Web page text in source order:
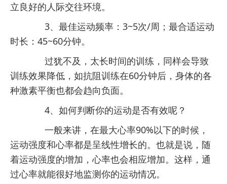
立良好的人际交往环境。
3、最佳运动频率：3~5次/周；最合适运动
时长：45~60分钟。
过犹不及，太长时间的训练，同样会导致
训练效果降低，如抗阻训练在60分钟后，身体的各
种激素平衡也都会趋向负面。
4、如何判断你的运动是否有效呢？
一般来讲，在最大心率90%以下的时候，
运动强度和心率都是呈线性增长的。也就是说，随
着运动强度的增加，心率也会相应增加。这样，通
过心率就能很好地监测你的运动情况。